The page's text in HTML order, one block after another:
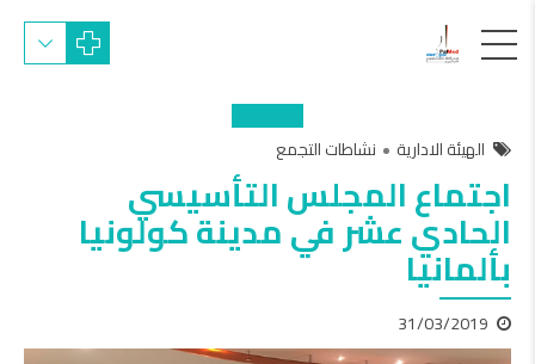
الهيئة الادارية نشاطات التجمع
اجتماع المجلس التأسيسي
الحادي عشر في مدينة كولونيا
بألمانيا
31/03/2019